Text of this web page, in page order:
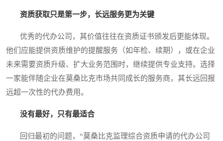
资质获取只是第一步，长远服务更为关键
优秀的代办公司，其价值往往在资质证书颁发后更能体现。
他们应能提供资质维护的提醒服务（如年检、续期），或在企业
未来需要资质升级、扩大业务范围时，继续提供专业支持。选择
一家能伴随企业在莫桑比克市场共同成长的服务商，其长远回报
远超一次性的代办费用。
没有最好，只有最适合
回归最初的问题，“莫桑比克监理综合资质申请的代办公司